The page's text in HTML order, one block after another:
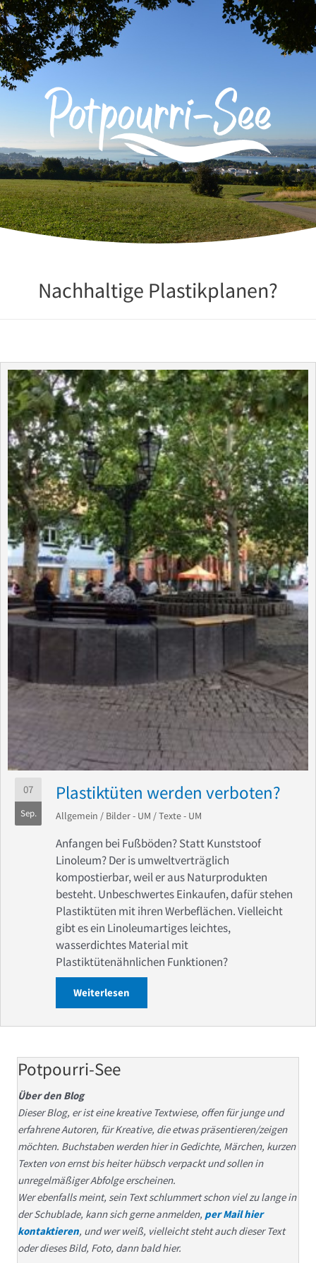
Zum
Inhalt
springen
Nachhaltige Plastikplanen?
07
Sep.
Plastiktüten werden verboten?
Allgemein / Bilder - UM /Texte - UM
Anfangen bei Fußböden? Statt Kunststoof
Linoleum? Der is umweltverträglich
kompostierbar, weil er aus Naturprodukten
besteht. Unbeschwertes Einkaufen, dafür stehen
Plastiktüten mit ihren Werbeflächen. Vielleicht
gibt es ein Linoleumartiges leichtes,
wasserdichtes Material mit
Plastiktütenähnlichen Funktionen?
Weiterlesen
Potpourri-See
Über den Blog
Dieser Blog, er ist eine kreative Textwiese, offen für junge und
erfahrene Autoren, für Kreative, die etwas präsentieren/zeigen
möchten. Buchstaben werden hier in Gedichte, Märchen, kurzen
Texten von ernst bis heiter hübsch verpackt und sollen in
unregelmäßiger Abfolge erscheinen.
Wer ebenfalls meint, sein Text schlummert schon viel zu lange in
der Schublade, kann sich gerne anmelden, per Mail hier
kontaktieren, und wer weiß, vielleicht steht auch dieser Text
oder dieses Bild, Foto, dann bald hier.